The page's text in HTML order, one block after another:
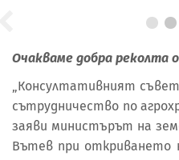
Очакваме добра реколта
„Консултативният
сътрудничество по
заяви министърът на
Вътев при откриването